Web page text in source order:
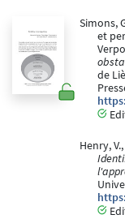
Simons,
et
de
Henry,